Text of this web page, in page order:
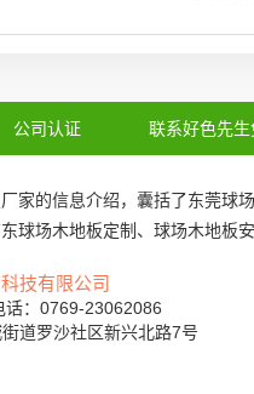
公司认证
家的信息介绍，囊括了东莞球
球场木地板定制 、 球场木地板
技有限公司
：0769-23062086
道罗沙社区新兴北路7号